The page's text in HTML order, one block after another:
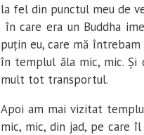
la fel din punctul meu de
în care era un Buddha
puțin eu, care mă
în templul ăla mic, mic. Și
mult tot transportul.
Apoi am mai vizitat
mic, mic, din jad, pe care